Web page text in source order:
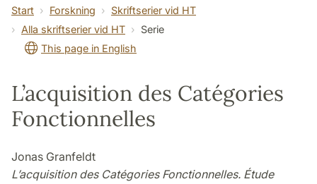
Start Forskning
Skriftserier vid HT
Alla skriftserier vid HT
Serie
This page in English
L’acquisition des Catégories
Fonctionnelles
Jonas Granfeldt
L’acquisition des Catégories Fonctionnelles. Étude